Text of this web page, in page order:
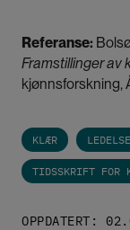
Referanse:
Framstillinger av
kjønnsforskning,
KLÆR LEDELSE
TIDSSKRIFT FOR
OPPDATERT: